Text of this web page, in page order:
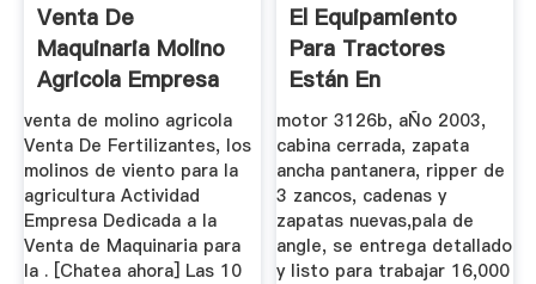
Venta De
Maquinaria Molino
Agricola Empresa
Menonitas
venta de molino agricola
Venta De Fertilizantes, los
molinos de viento para la
agricultura Actividad
Empresa Dedicada a la
Venta de Maquinaria para
la . [Chatea ahora] Las 10
El Equipamiento
Para Tractores
Están En
Vivanuncios
motor 3126b, aÑo 2003,
cabina cerrada, zapata
ancha pantanera, ripper de
3 zancos, cadenas y
zapatas nuevas,pala de
angle, se entrega detallado
y listo para trabajar 16,000